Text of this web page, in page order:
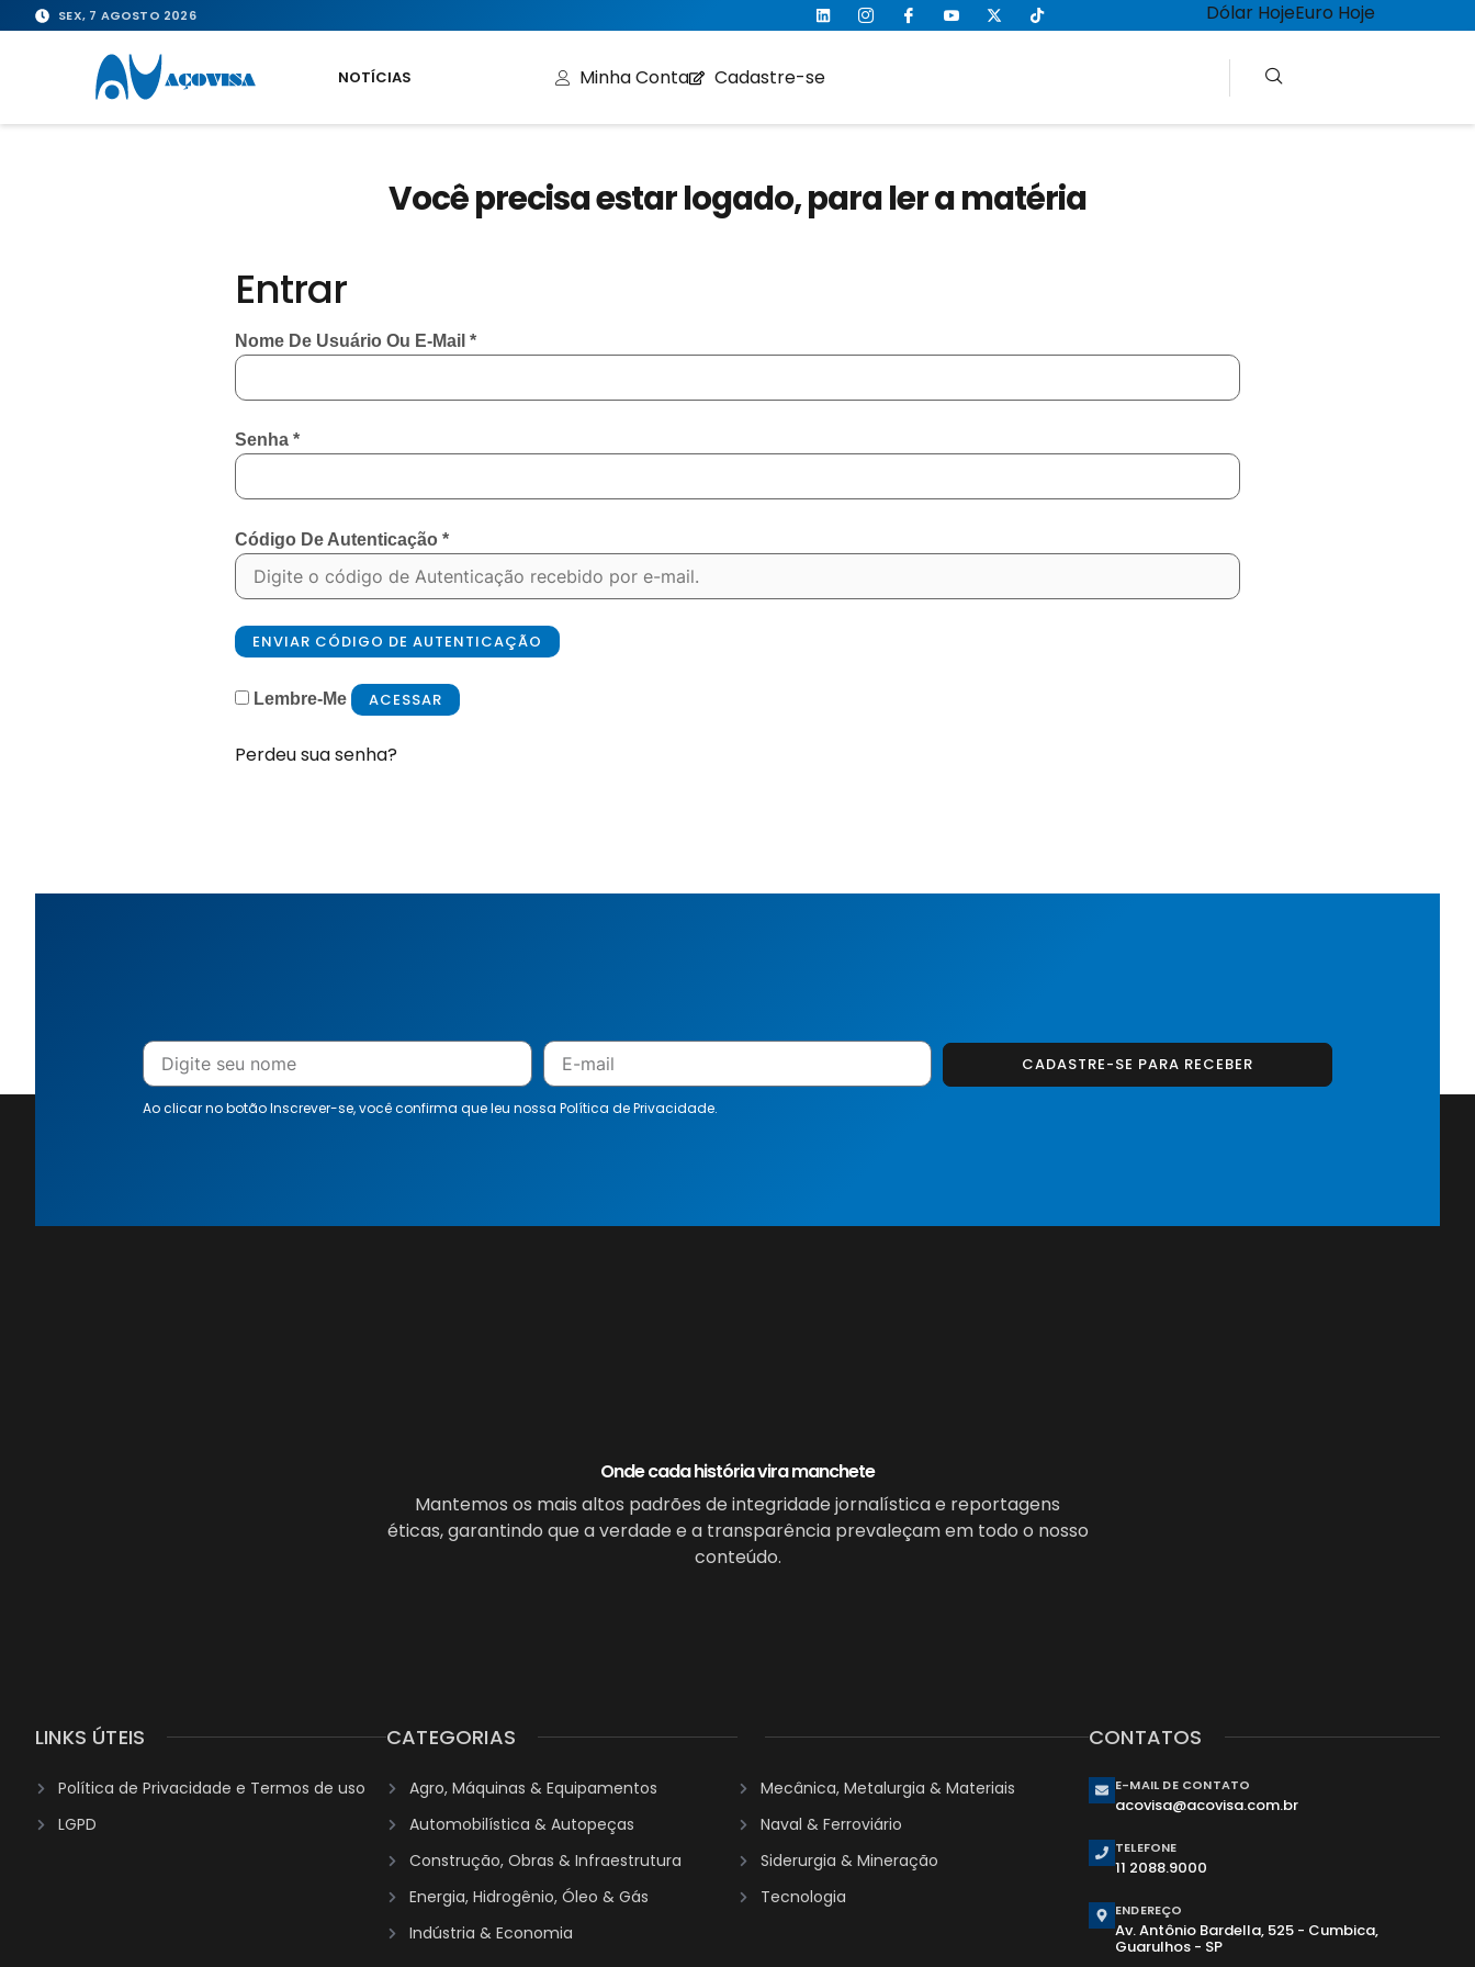
SEX, 7 AGOSTO 2026 Dólar HojeEuro Hoje
NOTÍCIAS Minha Conta Cadastre-se
Você precisa estar logado, para ler a matéria
Entrar
Nome De Usuário Ou E-Mail*
Senha*
Código De Autenticação*
ENVIAR CÓDIGO DE AUTENTICAÇÃO
Lembre-Me ACESSAR
Perdeu sua senha?
CADASTRE-SE PARA RECEBER
Ao clicar no botão Inscrever-se, você confirma que leu nossa Política de Privacidade.
Onde cada história vira manchete
Mantemos os mais altos padrões de integridade jornalística e reportagens
éticas, garantindo que a verdade e a transparência prevaleçam em todo o nosso
conteúdo.
LINKS ÚTEIS
Política de Privacidade e Termos de uso
LGPD
CATEGORIAS
Agro, Máquinas & Equipamentos
Automobilística & Autopeças
Construção, Obras & Infraestrutura
Energia, Hidrogênio, Óleo & Gás
Indústria & Economia
Mecânica, Metalurgia & Materiais
Naval & Ferroviário
Siderurgia & Mineração
Tecnologia
CONTATOS
E-MAIL DE CONTATO
acovisa@acovisa.com.br
TELEFONE
11 2088.9000
ENDEREÇO
Av. Antônio Bardella, 525 - Cumbica,
Guarulhos - SP